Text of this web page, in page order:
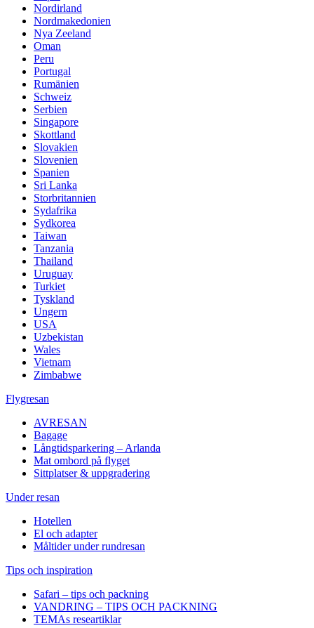
Nordirland
Nordmakedonien
Nya Zeeland
Oman
Peru
Portugal
Rumänien
Schweiz
Serbien
Singapore
Skottland
Slovakien
Slovenien
Spanien
Sri Lanka
Storbritannien
Sydafrika
Sydkorea
Taiwan
Tanzania
Thailand
Uruguay
Turkiet
Tyskland
Ungern
USA
Uzbekistan
Wales
Vietnam
Zimbabwe
Flygresan
AVRESAN
Bagage
Långtidsparkering – Arlanda
Mat ombord på flyget
Sittplatser & uppgradering
Under resan
Hotellen
El och adapter
Måltider under rundresan
Tips och inspiration
Safari – tips och packning
VANDRING – TIPS OCH PACKNING
TEMAs researtiklar